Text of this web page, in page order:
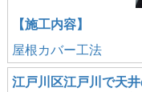
【施工内容】
屋根カバー工法
江戸川区江戸川で天